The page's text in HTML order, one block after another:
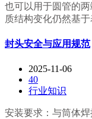
也可以用于圆管的
质结构变化仍然基
封头安全与应用规范
2025-11-06
40
行业知识
安装要求：与筒体